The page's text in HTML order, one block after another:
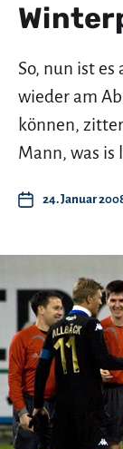
So, nun ist
wieder am
können,
Mann, was is
24. Januar